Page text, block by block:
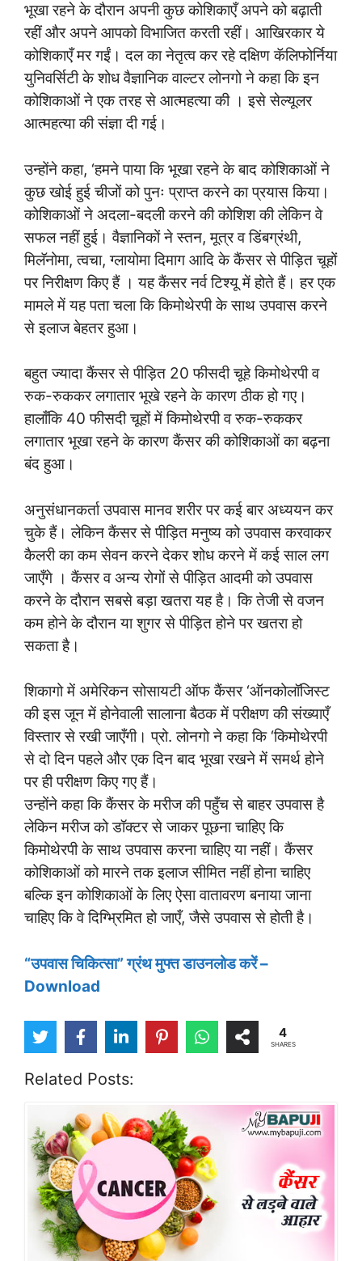
भूखा रहने के दौरान अपनी कुछ कोशिकाएँ अपने को बढ़ाती
रहीं और अपने आपको विभाजित करती रहीं। आखिरकार ये
कोशिकाएँ मर गईं। दल का नेतृत्व कर रहे दक्षिण कॅलिफोर्निया
युनिवर्सिटी के शोध वैज्ञानिक वाल्टर लोनगो ने कहा कि इन
कोशिकाओं ने एक तरह से आत्महत्या की । इसे सेल्यूलर
आत्महत्या की संज्ञा दी गई।
उन्होंने कहा, ‘हमने पाया कि भूखा रहने के बाद कोशिकाओं ने
कुछ खोई हुई चीजों को पुनः प्राप्त करने का प्रयास किया।
कोशिकाओं ने अदला-बदली करने की कोशिश की लेकिन वे
सफल नहीं हुई। वैज्ञानिकों ने स्तन, मूत्र व डिंबग्रंथी,
मिलॅनोमा, त्वचा, ग्लायोमा दिमाग आदि के कैंसर से पीड़ित चूहों
पर निरीक्षण किए हैं । यह कैंसर नर्व टिश्यू में होते हैं। हर एक
मामले में यह पता चला कि किमोथेरपी के साथ उपवास करने
से इलाज बेहतर हुआ।
बहुत ज्यादा कैंसर से पीड़ित 20 फीसदी चूहे किमोथेरपी व
रुक-रुककर लगातार भूखे रहने के कारण ठीक हो गए।
हालाँकि 40 फीसदी चूहों में किमोथेरपी व रुक-रुककर
लगातार भूखा रहने के कारण कैंसर की कोशिकाओं का बढ़ना
बंद हुआ।
अनुसंधानकर्ता उपवास मानव शरीर पर कई बार अध्ययन कर
चुके हैं। लेकिन कैंसर से पीड़ित मनुष्य को उपवास करवाकर
कैलरी का कम सेवन करने देकर शोध करने में कई साल लग
जाएँगे । कैंसर व अन्य रोगों से पीड़ित आदमी को उपवास
करने के दौरान सबसे बड़ा खतरा यह है। कि तेजी से वजन
कम होने के दौरान या शुगर से पीड़ित होने पर खतरा हो
सकता है।
शिकागो में अमेरिकन सोसायटी ऑफ कैंसर ‘ऑनकोलॉजिस्ट
की इस जून में होनेवाली सालाना बैठक में परीक्षण की संख्याएँ
विस्तार से रखी जाएँगी। प्रो. लोनगो ने कहा कि ‘किमोथेरपी
से दो दिन पहले और एक दिन बाद भूखा रखने में समर्थ होने
पर ही परीक्षण किए गए हैं।
उन्होंने कहा कि कैंसर के मरीज की पहुँच से बाहर उपवास है
लेकिन मरीज को डॉक्टर से जाकर पूछना चाहिए कि
किमोथेरपी के साथ उपवास करना चाहिए या नहीं। कैंसर
कोशिकाओं को मारने तक इलाज सीमित नहीं होना चाहिए
बल्कि इन कोशिकाओं के लिए ऐसा वातावरण बनाया जाना
चाहिए कि वे दिग्भ्रिमित हो जाएँ, जैसे उपवास से होती है।
“उपवास चिकित्सा” ग्रंथ मुफ्त डाउनलोड करें –
Download
4
SHARES
Related Posts: